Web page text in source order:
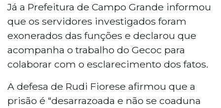
Já a Prefeitura de Campo Grande informou
que os servidores investigados foram
exonerados das funções e declarou que
acompanha o trabalho do Gecoc para
colaborar com o esclarecimento dos fatos.
A defesa de Rudi Fiorese afirmou que a
prisão é “desarrazoada e não se coaduna